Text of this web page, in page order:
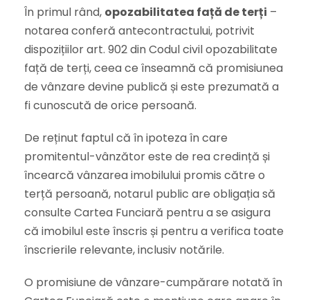
În primul rând, opozabilitatea față de terți –
notarea conferă antecontractului, potrivit
dispozițiilor art. 902 din Codul civil opozabilitate
față de terți, ceea ce înseamnă că promisiunea
de vânzare devine publică și este prezumată a
fi cunoscută de orice persoană.
De reținut faptul că în ipoteza în care
promitentul-vânzător este de rea credință și
încearcă vânzarea imobilului promis către o
terță persoană, notarul public are obligația să
consulte Cartea Funciară pentru a se asigura
că imobilul este înscris și pentru a verifica toate
înscrierile relevante, inclusiv notările.
O promisiune de vânzare-cumpărare notată în